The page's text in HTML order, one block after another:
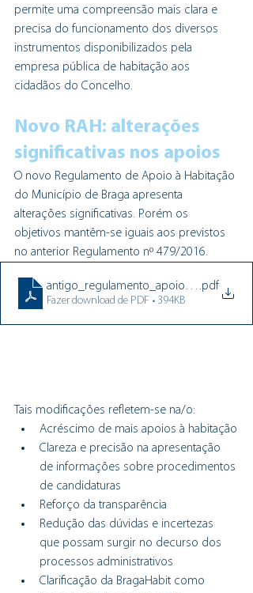
permite uma compreensão mais clara e
precisa do funcionamento dos diversos
instrumentos disponibilizados pela
empresa pública de habitação aos
cidadãos do Concelho.
Novo RAH: alterações
significativas nos apoios
O novo Regulamento de Apoio à Habitação
do Município de Braga apresenta
alterações significativas. Porém os
objetivos mantêm-se iguais aos previstos
no anterior Regulamento nº 479/2016.
.pdf
Fazer download de PDF • 394KB
Tais modificações refletem-se na/o:
Acréscimo de mais apoios à habitação
Clareza e precisão na apresentação
de informações sobre procedimentos
de candidaturas
Reforço da transparência
Redução das dúvidas e incertezas
que possam surgir no decurso dos
processos administrativos
Clarificação da BragaHabit como